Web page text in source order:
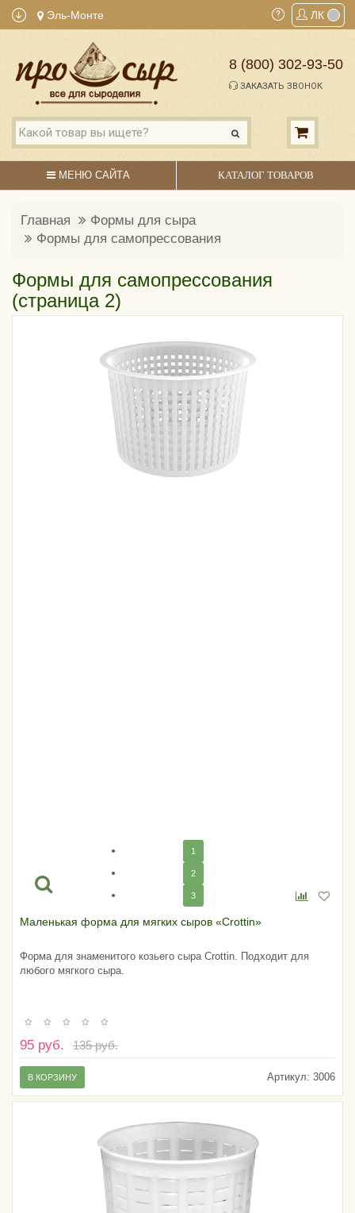
Эль-Монте ЛК
8 (800) 302-93-50
ЗАКАЗАТЬ ЗВОНОК
МЕНЮ САЙТА КАТАЛОГ ТОВАРОВ
Главная
Формы для сыра
Формы для самопрессования
Формы для самопрессования
(страница 2)
1
2
3
Маленькая форма для мягких сыров «Crottin»
Форма для знаменитого козьего сыра Crottin. Подходит для
любого мягкого сыра.
95 руб. 135 руб.
Артикул: 3006
В КОРЗИНУ